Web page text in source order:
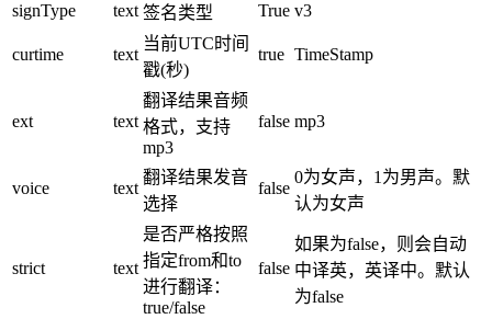
signType
text 签名类型 True v3
curtime text
当前UTC时间
戳(秒)
true TimeStamp
ext text
翻译结果音频
格式，支持
mp3
false mp3
voice text
翻译结果发音
选择
false
0为女声，1为男声。默
认为女声
strict text
是否严格按照
指定from和to
进行翻译：
true/false
false
如果为false，则会自动
中译英，英译中。默认
为false